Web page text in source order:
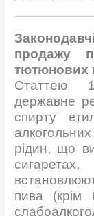
Законодавчі
продажу
тютюнових
Статтею
державне
спирту
рідин, що
пива (крім